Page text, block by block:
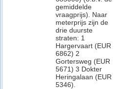
gemiddelde
vraagprijs). Naar
meterprijs zijn de
drie duurste
straten: 1
Hargervaart (EUR
6862) 2
Gortersweg (EUR
5671) 3 Dokter
Heringalaan (EUR
5346).